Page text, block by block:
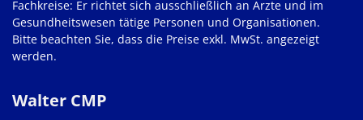
Walter CMP
Fachkreise: Er richtet sich ausschließlich an Ärzte und im
Gesundheitswesen tätige Personen und Organisationen.
Bitte beachten Sie, dass die Preise exkl. MwSt. angezeigt
werden.